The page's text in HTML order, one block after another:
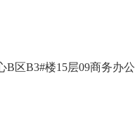
区B3#楼15层09商务办公